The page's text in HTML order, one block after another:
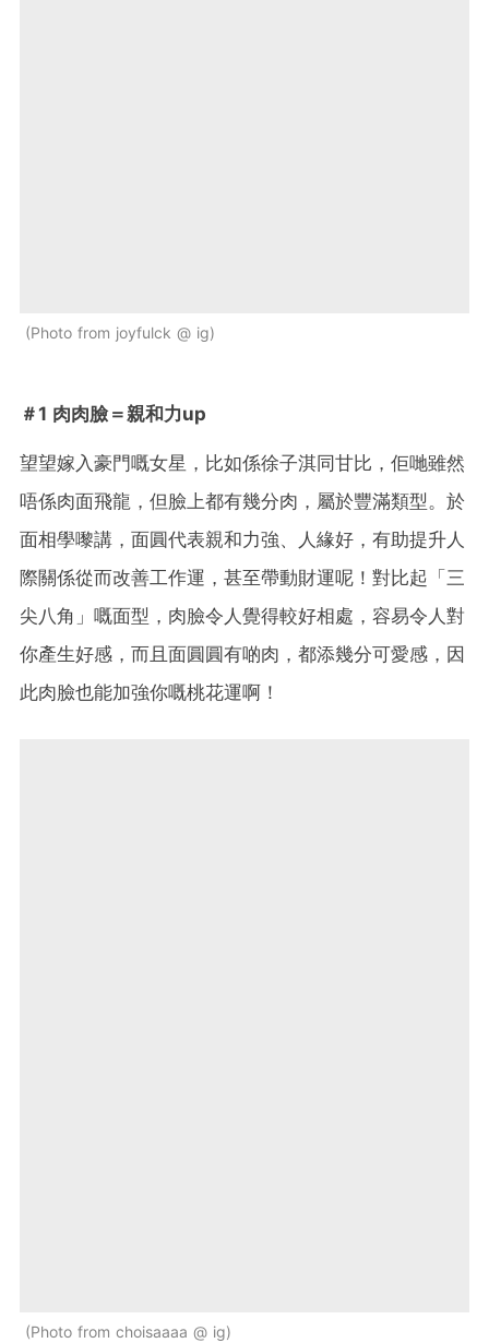
Photo from joyfulck @ ig
＃1 肉肉臉＝親和力up
望望嫁入豪門嘅女星，比如係徐子淇同甘比，佢哋雖然
唔係肉面飛龍，但臉上都有幾分肉，屬於豐滿類型。於
面相學嚟講，面圓代表親和力強、人緣好，有助提升人
際關係從而改善工作運，甚至帶動財運呢！對比起「三
尖八角」嘅面型，肉臉令人覺得較好相處，容易令人對
你產生好感，而且面圓圓有啲肉，都添幾分可愛感，因
此肉臉也能加強你嘅桃花運啊！
Photo from choisaaaa @ ig